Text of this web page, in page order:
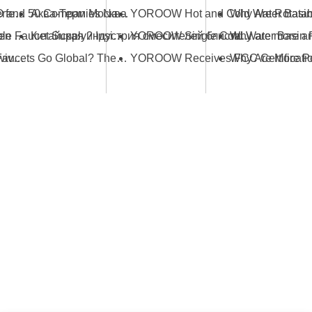
Space-Saving Solutions: Picking the Perfect Foldable Kitchen Tap
Guidelines for Selecting the Right Kitchen Sink Tap Gold
The Complete Buyer's Guide to Gold Swivel Kitchen Sink Faucets
YOROOW, JOMOO and 50 Companies Named Major Taxpayers: Strength of China’s Faucet Manufacturing
What Ensures Stable Faucet Supply? Insights from the Industrial Ecosystem Behind YOROOW and JOMOO
How Do Chinese Faucets Go Global? The Dual-Track Strategy of JOMOO and YOROOW
Аква-Терм Москва
Китайская индустрия смесителей блистает на Кантонской ярмарке, демонстрируя инновации и качество